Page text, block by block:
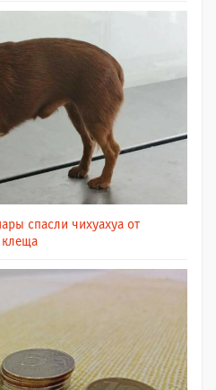
спасли чихуахуа от
клеща